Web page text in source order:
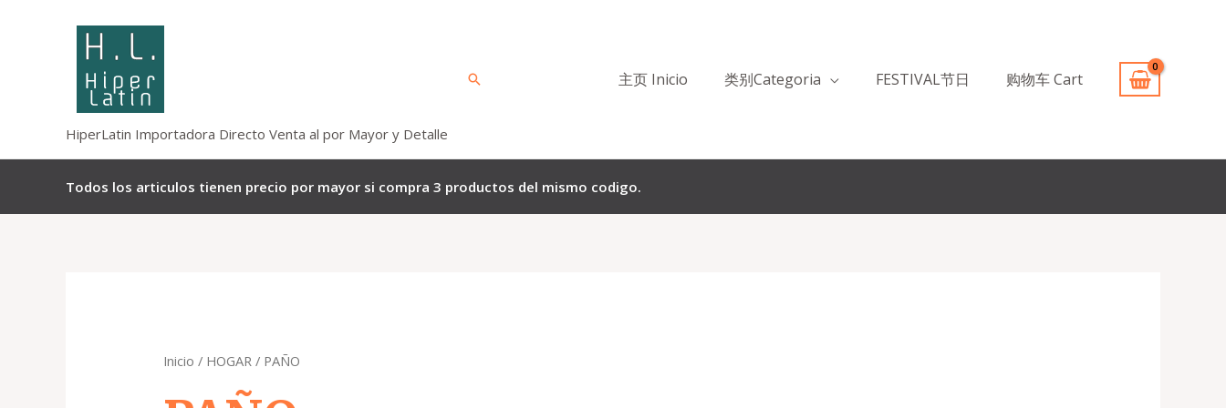
HiperLatin Importadora Directo Venta al por Mayor y Detalle
Buscar 主页 Inicio 类别Categoria FESTIVAL节日 购物车 Cart
Todos los articulos tienen precio por mayor si compra 3 productos del mismo codigo.
Inicio / HOGAR/ PAÑO